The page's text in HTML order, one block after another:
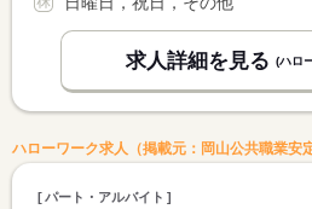
求人詳細を見る (ハロ
ハローワーク求人（掲載元：岡山公共職業安定
パート・アルバイト